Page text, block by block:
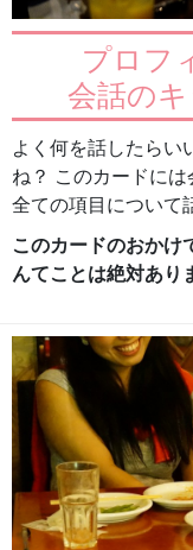
プロフ
会話の
よく何を話したらい
ね？ このカードに
全ての項目について
このカードのおかけ
んてことは絶対あり